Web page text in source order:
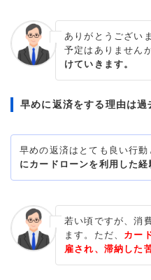
ありがとうござい
予定はありませんが
けていきます。
早めに返済をする理由は過
早めの返済はとても良い行動
にカードローンを利用した経
若い頃ですが、消
ます。ただ、 カー
雇され、滞納した